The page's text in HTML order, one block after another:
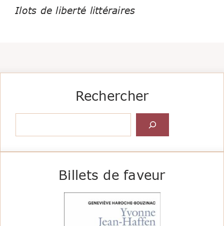
Ilots de liberté littéraires
Rechercher
Billets de faveur